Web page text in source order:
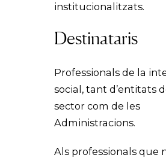
institucionalitzats.
Destinataris
Professionals de la
social, tant d’entitats
sector com de les
Administracions.
Als professionals que